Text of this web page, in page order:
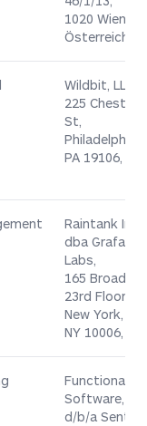
1020 Wien,
Österreich
Wildbit, LLC,
225 Chestnut
St,
Philadelphia,
PA 19106,
Raintank Inc.
dba Grafana
Labs,
165
23rd Floor,
New York,
NY 10006,
Functional
Software, Inc.
d/b/a Sentry,